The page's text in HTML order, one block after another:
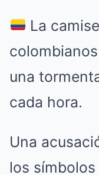
La
una
cada hora.
Una
los